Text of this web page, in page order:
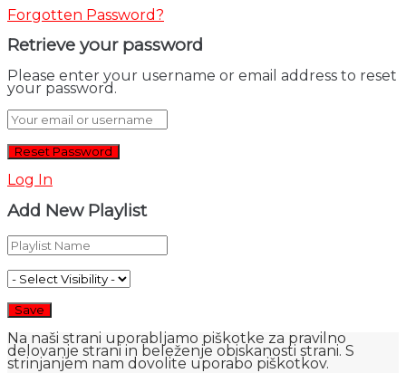
Forgotten Password?
Retrieve your password
Please enter your username or email address to reset
your password.
Log In
Add New Playlist
Na naši strani uporabljamo piškotke za pravilno
delovanje strani in beleženje obiskanosti strani. S
strinjanjem nam dovolite uporabo piškotkov.